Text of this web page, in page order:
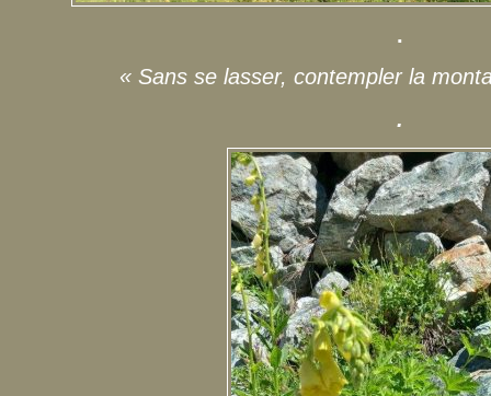
.
« Sans se lasser, contempler la
.